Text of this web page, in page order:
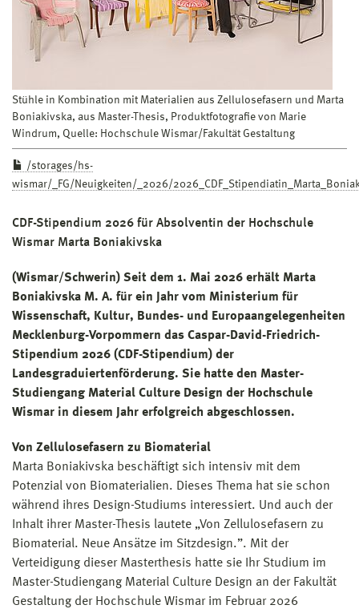
Stühle in Kombination mit Materialien aus Zellulosefasern und Marta
Boniakivska, aus Master-Thesis, Produktfotografie von Marie
Windrum, Quelle: Hochschule Wismar/Fakultät Gestaltung
/storages/hs-
wismar/_FG/Neuigkeiten/_2026/
CDF-Stipendium 2026 für Absolventin der Hochschule
Wismar Marta Boniakivska
(Wismar/Schwerin) Seit dem 1. Mai 2026 erhält Marta
Boniakivska M. A. für ein Jahr vom Ministerium für
Wissenschaft, Kultur, Bundes- und Europaangelegenheiten
Mecklenburg-Vorpommern das Caspar-David-Friedrich-
Stipendium 2026 (CDF-Stipendium) der
Landesgraduiertenförderung. Sie hatte den Master-
Studiengang Material Culture Design der Hochschule
Wismar in diesem Jahr erfolgreich abgeschlossen.
Von Zellulosefasern zu Biomaterial
Marta Boniakivska beschäftigt sich intensiv mit dem
Potenzial von Biomaterialien. Dieses Thema hat sie schon
während ihres Design-Studiums interessiert. Und auch der
Inhalt ihrer Master-Thesis lautete „Von Zellulosefasern zu
Biomaterial. Neue Ansätze im Sitzdesign.”. Mit der
Verteidigung dieser Masterthesis hatte sie Ihr Studium im
Master-Studiengang Material Culture Design an der Fakultät
Gestaltung der Hochschule Wismar im Februar 2026